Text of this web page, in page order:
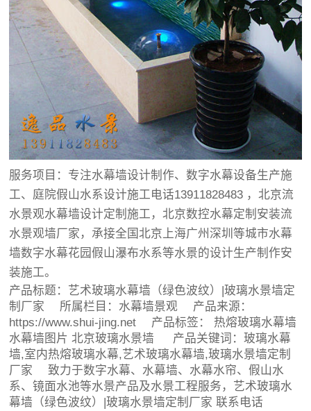
服务项目：专注水幕墙设计制作、数字水幕设备生产施
工、庭院假山水系设计施工电话13911828483 ，北京流
水景观水幕墙设计定制施工，北京数控水幕定制安装流
水景观墙厂家，承接全国北京上海广州深圳等城市水幕
墙数字水幕花园假山瀑布水系等水景的设计生产制作安
装施工。
产品标题： 艺术玻璃水幕墙（绿色波纹）|玻璃水景墙定
制厂家 所属栏目： 水幕墙景观 产品来源：
https://www.shui-jing.net 产品标签： 热熔玻璃水幕墙
水幕墙图片 北京玻璃水景墙 产品关键词：玻璃水幕
墙,室内热熔玻璃水幕,艺术玻璃水幕墙,玻璃水景墙定制
厂家 致力于数字水幕、水幕墙、水幕水帘、假山水
系、镜面水池等水景产品及水景工程服务，艺术玻璃水
幕墙（绿色波纹）|玻璃水景墙定制厂家 联系电话